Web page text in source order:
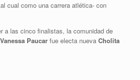
cual como una carrera atlética- con
a las cinco finalistas, la comunidad de
Paucar fue electa nueva Cholita